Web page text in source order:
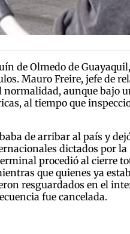
de Olmedo de
Mauro Freire, jefe de
normalidad, aunque bajo
al tiempo que
de arribar al país y
dictados por la
procedió al cierre
que quienes ya
resguardados en el
fue cancelada.